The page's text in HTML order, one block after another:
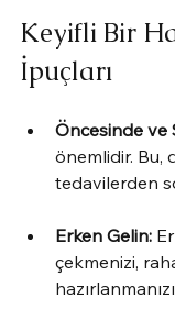
Keyifli Bir
İpuçları
Öncesinde ve
önemlidir. Bu,
tedavilerden
Erken Gelin:
çekmenizi,